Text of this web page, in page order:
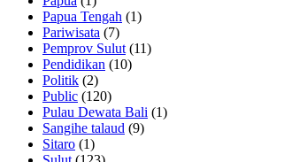
Papua Tengah (1)
Pariwisata (7)
Pemprov Sulut (11)
Pendidikan (10)
Politik (2)
Public (120)
Pulau Dewata Bali (1)
Sangihe talaud (9)
Sitaro (1)